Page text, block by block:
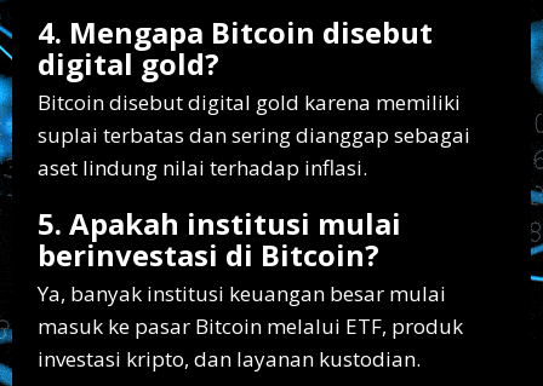
4. Mengapa Bitcoin disebut
digital gold?
Bitcoin disebut digital gold karena memiliki
suplai terbatas dan sering dianggap sebagai
aset lindung nilai terhadap inflasi.
5. Apakah institusi mulai
berinvestasi di Bitcoin?
Ya, banyak institusi keuangan besar mulai
masuk ke pasar Bitcoin melalui ETF, produk
investasi kripto, dan layanan kustodian.